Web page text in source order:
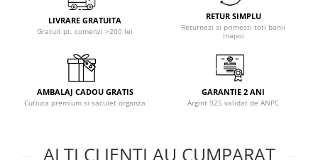
LIVRARE GRATUITA
Gratuit pt. comenzi >200 lei
RETUR SIMPLU
Returnezi si primesti toti banii
inapoi
AMBALAJ CADOU GRATIS
Cutiuta premium si saculet organza
GARANTIE 2 ANI
Argint 925 validat de ANPC
ALTI CLIENTI AU CUMPARAT